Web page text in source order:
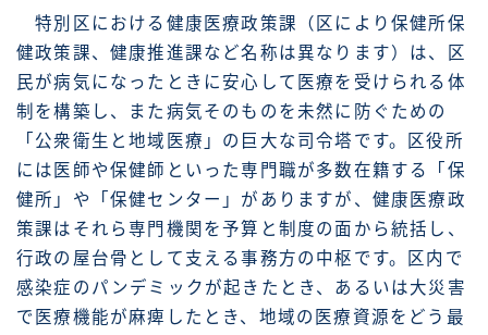
特別区における健康医療政策課（区により保健所保
健政策課、健康推進課など名称は異なります）は、区
民が病気になったときに安心して医療を受けられる体
制を構築し、また病気そのものを未然に防ぐための
「公衆衛生と地域医療」の巨大な司令塔です。区役所
には医師や保健師といった専門職が多数在籍する「保
健所」や「保健センター」がありますが、健康医療政
策課はそれら専門機関を予算と制度の面から統括し、
行政の屋台骨として支える事務方の中枢です。区内で
感染症のパンデミックが起きたとき、あるいは大災害
で医療機能が麻痺したとき、地域の医療資源をどう最